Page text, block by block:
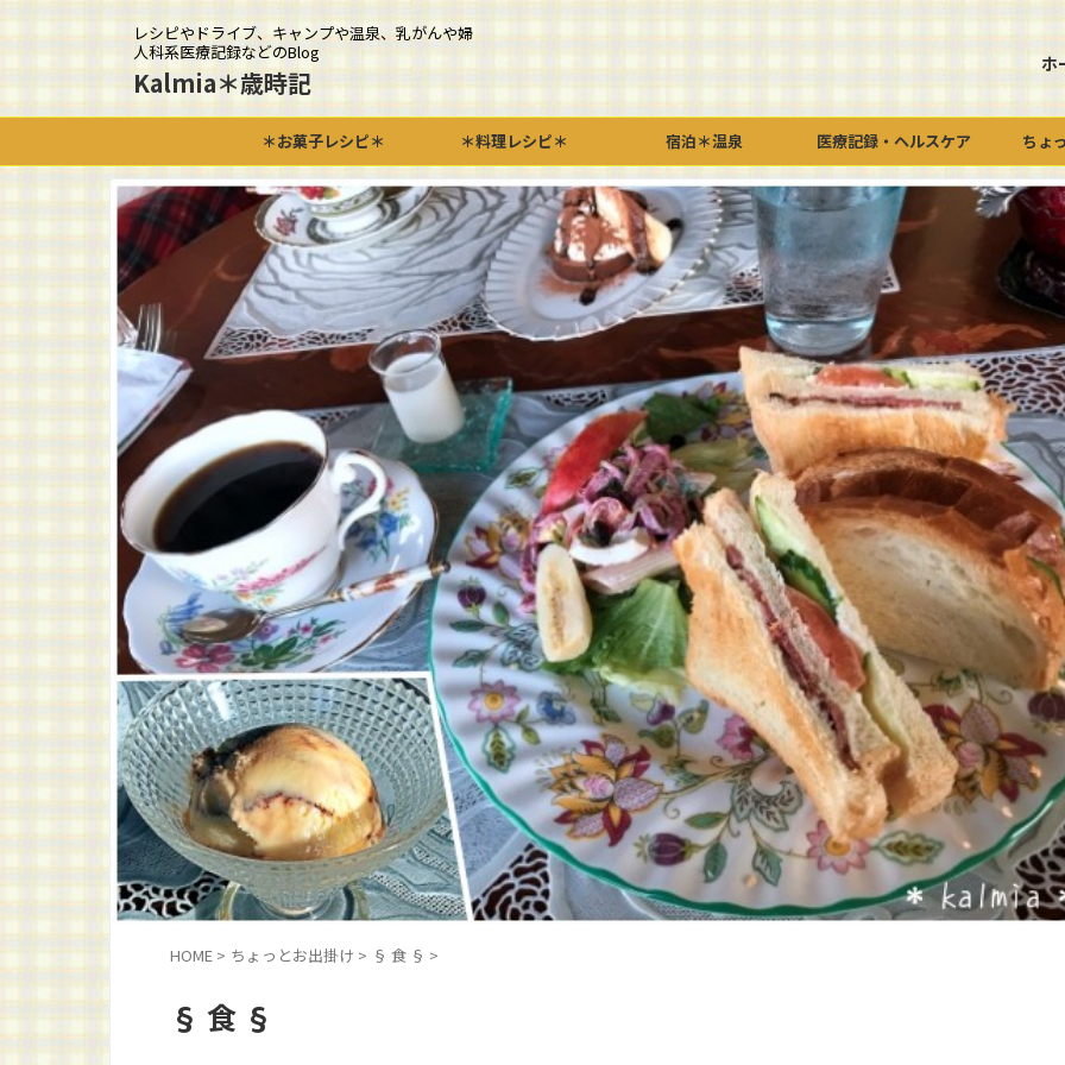
レシピやドライブ、キャンプや温泉、乳がんや婦
人科系医療記録などのBlog
Kalmia＊歳時記
ホ
＊お菓子レシピ＊ ＊料理レシピ＊ 宿泊＊温泉 医療記録・ヘルスケア ちょ
HOME > ちょっとお出掛け > § 食 § >
§ 食 §